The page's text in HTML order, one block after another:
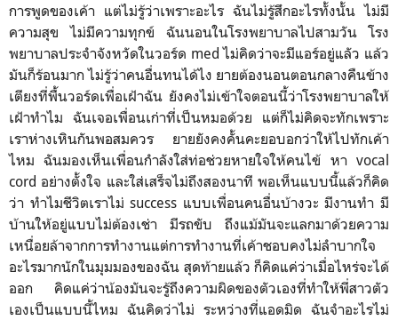
การพูดของเค้า แต่ไม่รู้ว่าเพราะอะไร ฉันไม่รู้สึกอะไรทั้งนั้น ไม่มี
ความสุข ไม่มีความทุกข์ ฉันนอนในโรงพยาบาลไปสามวัน โรง
พยาบาลประจำจังหวัดในวอร์ด med ไม่คิดว่าจะมีแอร์อยู่แลัว แล้ว
มันก็ร้อนมาก ไม่รู้ว่าคนอื่นทนได้ไง ยายต้องนอนตอนกลางคืนข้าง
เตียงที่พื้นวอร์ดเพื่อเฝ้าฉัน ยังคงไม่เข้าใจตอนนี้ว่าโรงพยาบาลให้
เฝ้าทำไม ฉันเจอเพื่อนเก่าที่เป็นหมอด้วย แต่ก็ไม่คิดจะทักเพราะ
เราห่างเหินกันพอสมควร ยายยังคงคั้นคะยอบอกว่าให้ไปทักเค้า
ไหม ฉันมองเห็นเพื่อนกำลังใส่ท่อช่วยหายใจให้คนไข้ หา vocal
cord อย่างตั้งใจ และใส่เสร็จไม่ถึงสองนาที พอเห็นแบบนี้แล้วก็คิด
ว่า ทำไมชีวิตเราไม่ success แบบเพื่อนคนอื่นบ้างวะ มีงานทำ มี
บ้านให้อยู่แบบไม่ต้องเช่า มีรถขับ ถึงแม้มันจะแลกมาด้วยความ
เหนื่อยล้าจากการทำงานแต่การทำงานที่เค้าชอบคงไม่ลำบากใจ
อะไรมากนักในมุมมองของฉัน สุดท้ายแล้ว ก็คิดแค่ว่าเมื่อไหร่จะได้
ออก คิดแค่ว่าน้องมันจะรู้ถึงความผิดของตัวเองที่ทำให้พี่สาวตัว
เองเป็นแบบนี้ไหม ฉันคิดว่าไม่ ระหว่างที่แอดมิด ฉันจำอะไรไม่